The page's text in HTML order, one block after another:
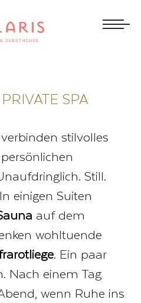
SPA
verbinden stilvolles
Still.
einigen Suiten
auf dem
wohltuende
. Ein paar
Nach einem Tag
wenn Ruhe ins